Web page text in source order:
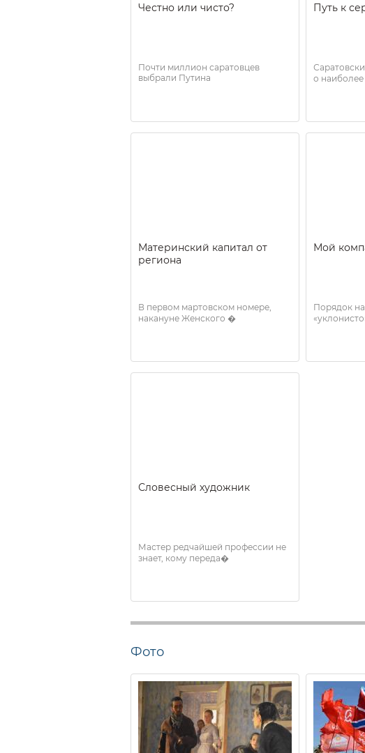
Честно или чисто?
Почти миллион саратовцев
выбрали Путина
Путь к
о
Материнский капитал от
региона
В первом мартовском номере,
накануне Женского �
Мой
Порядок
Словесный художник
Мастер редчайшей профессии не
знает, кому переда�
Фото